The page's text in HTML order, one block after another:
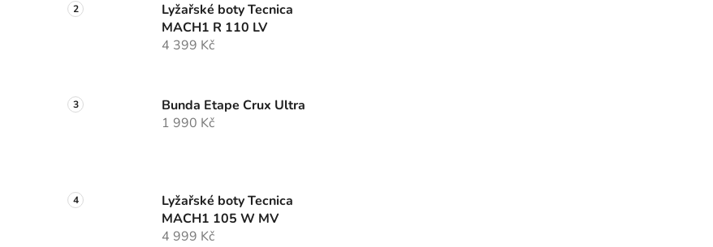
Lyžařské boty Tecnica
MACH1 R 110 LV
4 399 Kč
Bunda Etape Crux Ultra
1 990 Kč
Lyžařské boty Tecnica
MACH1 105 W MV
4 999 Kč